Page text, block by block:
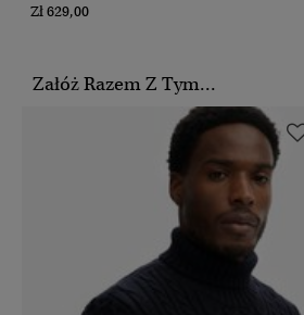
Zł 629,00
Załóż Razem Z Tym...